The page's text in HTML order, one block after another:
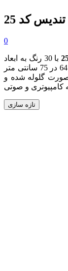
کد 25
0
با 30 رنگ به ابعاد
و سایز 64 در 75 سانتی متر
گلوله شده و
کامپیوتری و صوتی